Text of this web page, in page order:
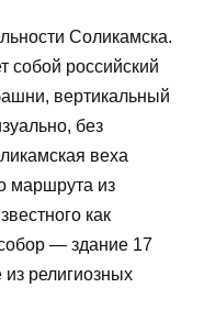
Соликамска.
собой российский
вертикальный
без
веха
маршрута из
как
— здание 17
религиозных